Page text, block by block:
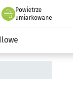
Powietrze
we Wrocławiu
umiarkowane